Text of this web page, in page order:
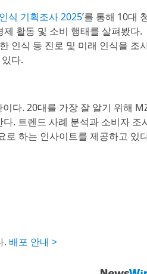
식 기획조사 2025’를 통해 10대
활동 및 소비 행태를 살펴봤다.
인식 등 진로 및 미래 인식을 조
다.
다. 20대를 가장 잘 알기 위해
. 트렌드 사례 분석과 소비자 조
로 하는 인사이트를 제공하고 있
. 배포 안내 >